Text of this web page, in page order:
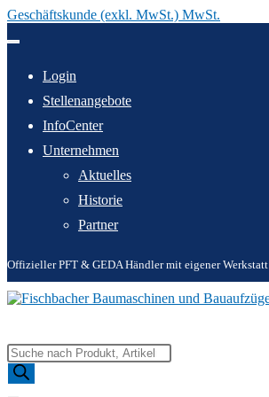
Geschäftskunde (exkl. MwSt.) MwSt.
Inhalt
Login
Stellenangebote
InfoCenter
Unternehmen
Aktuelles
Historie
Partner
Offizieller PFT & GEDA Händler mit eigener Werkstatt
Products
search